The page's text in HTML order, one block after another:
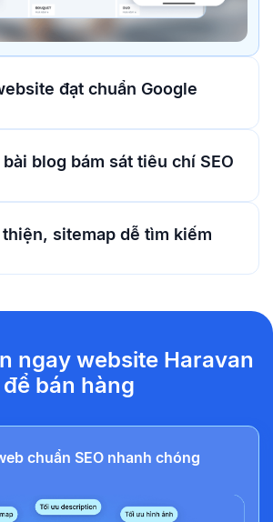
đạt chuẩn Google
blog bám sát tiêu chí SEO
thiện, sitemap dễ tìm kiếm
ngay website Haravan
để bán hàng
chuẩn SEO nhanh chóng